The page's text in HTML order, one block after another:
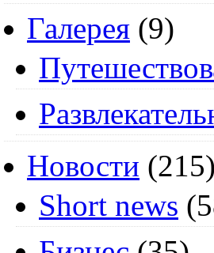
Галерея (9)
Новости (215)
Short news